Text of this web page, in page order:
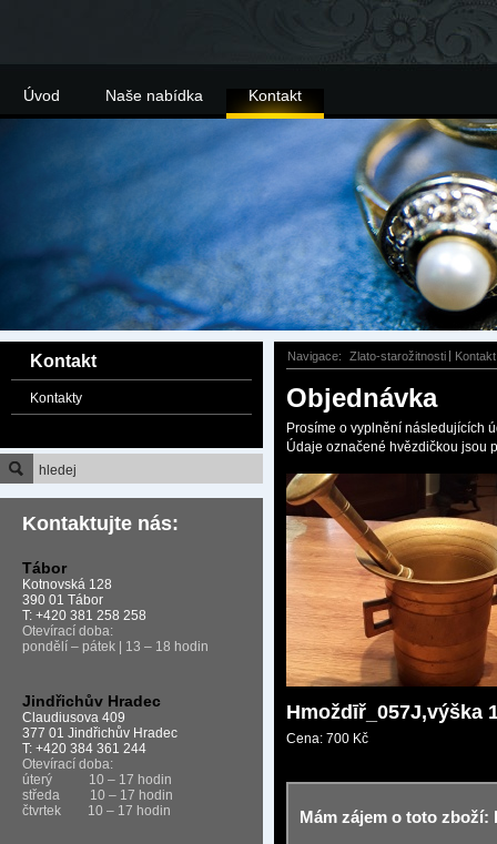
Úvod Naše nabídka Kontakt
Kontakt
Kontakty
Kontaktujte nás:
Tábor
Kotnovská 128
390 01 Tábor
T: +420 381 258 258
Otevírací doba:
pondělí – pátek | 13 – 18 hodin
Jindřichův Hradec
Claudiusova 409
377 01 Jindřichův Hradec
T: +420 384 361 244
Otevírací doba:
úterý 10 – 17 hodin
středa 10 – 17 hodin
čtvrtek 10 – 17 hodin
Navigace: Zlato-starožitnosti Kontakt
Objednávka
Prosíme o vyplnění následujících
Údaje označené hvězdičkou jsou
Hmoždīř_057J,výška
Cena: 700 Kč
Mám zájem o toto zboží: